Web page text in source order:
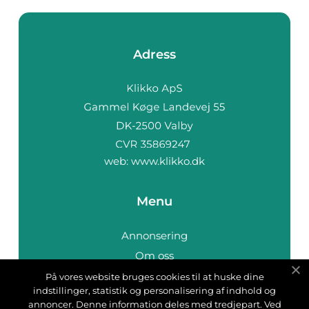
Adress
web: www.klikko.dk
Menu
Annonsering
Om oss
Cookies
Kontakta oss
På vores website bruges cookies til at huske dine
indstillinger, statistik og personalisering af indhold og
annoncer. Denne information deles med tredjepart. Ved